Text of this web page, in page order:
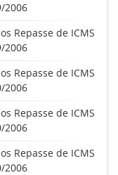
2006
Repasse de ICMS
2006
Repasse de ICMS
2006
Repasse de ICMS
2006
Repasse de ICMS
2006